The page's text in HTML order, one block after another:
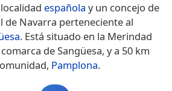
española y un concejo de
de Navarra perteneciente al
. Está situado en la Merindad
de Sangüesa, y a 50 km
Pamplona.